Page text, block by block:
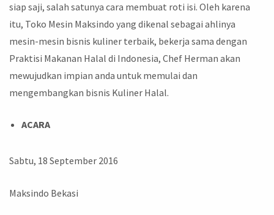
siap saji, salah satunya cara membuat roti isi. Oleh karena
itu, Toko Mesin Maksindo yang dikenal sebagai ahlinya
mesin-mesin bisnis kuliner terbaik, bekerja sama dengan
Praktisi Makanan Halal di Indonesia, Chef Herman akan
mewujudkan impian anda untuk memulai dan
mengembangkan bisnis Kuliner Halal.
ACARA
Sabtu, 18 September 2016
Maksindo Bekasi